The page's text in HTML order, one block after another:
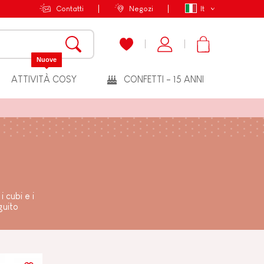
It
Contatti Negozi
ATTIVITÀ COSY
Nuove
CONFETTI - 15 ANNI
cubi e i